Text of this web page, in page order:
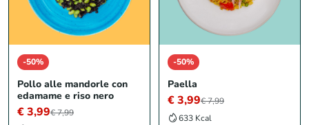
-50%
Pollo alle mandorle con
edamame e riso nero
€ 3,99€ 7,99
-50%
Paella
€ 3,99€ 7,99
633 Kcal